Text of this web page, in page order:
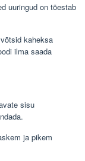
uuringud on tõestab
kaheksa
ilma saada
sisu
ja pikem